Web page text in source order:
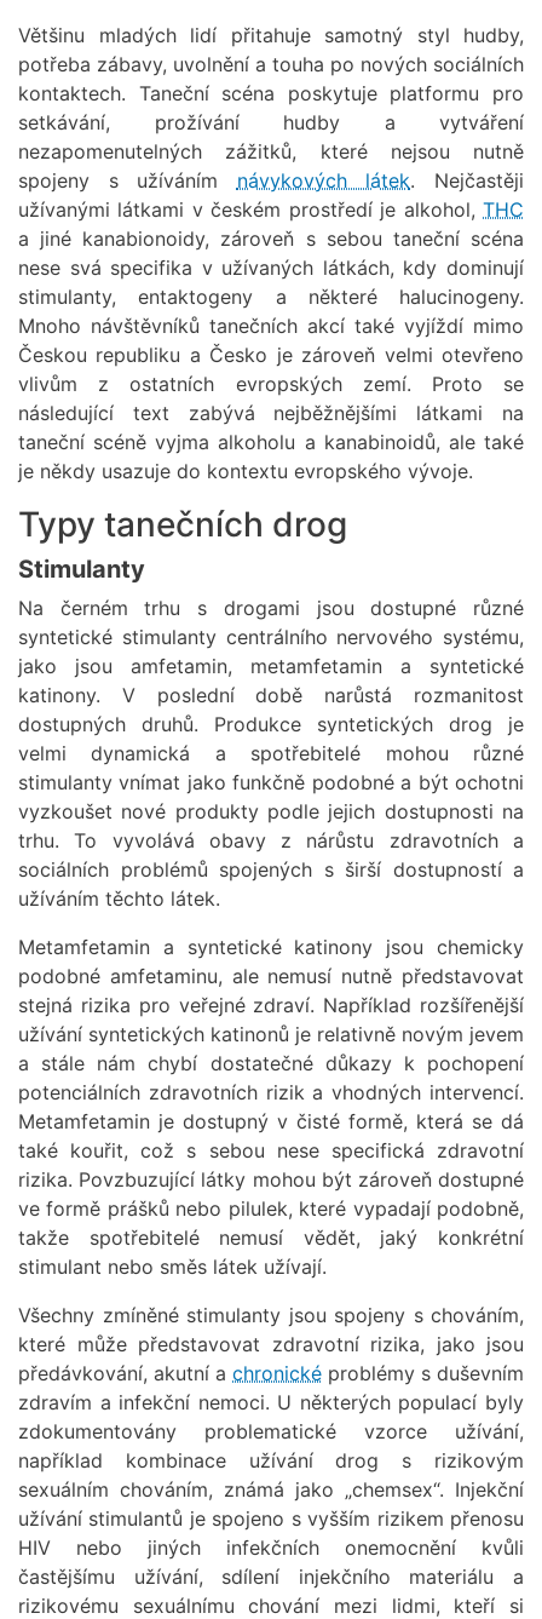
Většinu mladých lidí přitahuje samotný styl hudby,
potřeba zábavy, uvolnění a touha po nových sociálních
kontaktech. Taneční scéna poskytuje platformu pro
setkávání, prožívání hudby a vytváření
nezapomenutelných zážitků, které nejsou nutně
spojeny s užíváním návykových látek. Nejčastěji
užívanými látkami v českém prostředí je alkohol, THC
a jiné kanabionoidy, zároveň s sebou taneční scéna
nese svá specifika v užívaných látkách, kdy dominují
stimulanty, entaktogeny a některé halucinogeny.
Mnoho návštěvníků tanečních akcí také vyjíždí mimo
Českou republiku a Česko je zároveň velmi otevřeno
vlivům z ostatních evropských zemí. Proto se
následující text zabývá nejběžnějšími látkami na
taneční scéně vyjma alkoholu a kanabinoidů, ale také
je někdy usazuje do kontextu evropského vývoje.
Typy tanečních drog
Stimulanty
Na černém trhu s drogami jsou dostupné různé
syntetické stimulanty centrálního nervového systému,
jako jsou amfetamin, metamfetamin a syntetické
katinony. V poslední době narůstá rozmanitost
dostupných druhů. Produkce syntetických drog je
velmi dynamická a spotřebitelé mohou různé
stimulanty vnímat jako funkčně podobné a být ochotni
vyzkoušet nové produkty podle jejich dostupnosti na
trhu. To vyvolává obavy z nárůstu zdravotních a
sociálních problémů spojených s širší dostupností a
užíváním těchto látek.
Metamfetamin a syntetické katinony jsou chemicky
podobné amfetaminu, ale nemusí nutně představovat
stejná rizika pro veřejné zdraví. Například rozšířenější
užívání syntetických katinonů je relativně novým jevem
a stále nám chybí dostatečné důkazy k pochopení
potenciálních zdravotních rizik a vhodných intervencí.
Metamfetamin je dostupný v čisté formě, která se dá
také kouřit, což s sebou nese specifická zdravotní
rizika. Povzbuzující látky mohou být zároveň dostupné
ve formě prášků nebo pilulek, které vypadají podobně,
takže spotřebitelé nemusí vědět, jaký konkrétní
stimulant nebo směs látek užívají.
Všechny zmíněné stimulanty jsou spojeny s chováním,
které může představovat zdravotní rizika, jako jsou
předávkování, akutní a chronické problémy s duševním
zdravím a infekční nemoci. U některých populací byly
zdokumentovány problematické vzorce užívání,
například kombinace užívání drog s rizikovým
sexuálním chováním, známá jako „chemsex“. Injekční
užívání stimulantů je spojeno s vyšším rizikem přenosu
HIV nebo jiných infekčních onemocnění kvůli
častějšímu užívání, sdílení injekčního materiálu a
rizikovému sexuálnímu chování mezi lidmi, kteří si